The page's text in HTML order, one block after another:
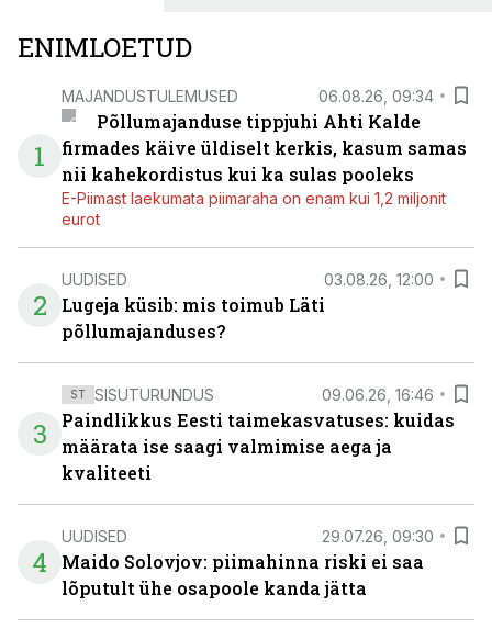
ENIMLOETUD
1
MAJANDUSTULEMUSED 06.08.26, 09:34
Põllumajanduse tippjuhi Ahti Kalde
firmades käive üldiselt kerkis, kasum samas
nii kahekordistus kui ka sulas pooleks
E-Piimast laekumata piimaraha on enam kui 1,2 miljonit
eurot
2
UUDISED 03.08.26, 12:00
Lugeja küsib: mis toimub Läti
põllumajanduses?
3
ST SISUTURUNDUS 09.06.26, 16:46
Paindlikkus Eesti taimekasvatuses: kuidas
määrata ise saagi valmimise aega ja
kvaliteeti
4
UUDISED 29.07.26, 09:30
Maido Solovjov: piimahinna riski ei saa
lõputult ühe osapoole kanda jätta